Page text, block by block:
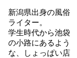
新潟県出身の風俗
ライター。
学生時代から池袋
の小路にあるよう
な、しょっぱい店